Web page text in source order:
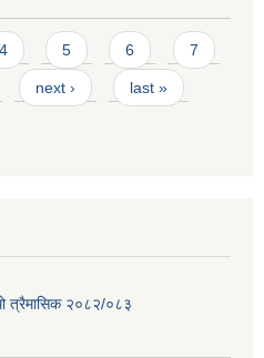
4 5 6 7
next › last »
त्रैमासिक २०८२/०८३